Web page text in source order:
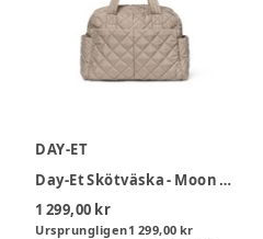
DAY-ET
Day-Et Skötväska - Moon Rock
1 299,00 kr
Ursprungligen1 299,00 kr